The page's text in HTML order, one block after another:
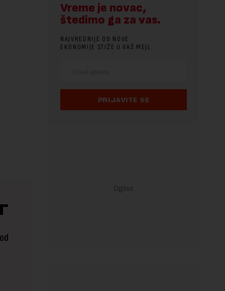
Vreme je novac,
štedimo ga za vas.
NAJVREDNIJE OD NOVE
EKONOMIJE STIŽE U VAŠ MEJL.
PRIJAVITE SE